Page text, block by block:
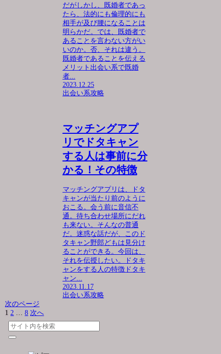
だがしかし、既婚者であっ
たら、法的にも倫理的にも
相手が及び腰になることは
明らかだ。では、既婚者で
あることを言わない方がい
いのか。否、それは違う。
既婚者であることを伝える
メリット出会い系で既婚
者...
2023.12.25
出会い系攻略
マッチングアプ
リでドタキャン
する人は事前に分
かる！その特徴
マッチングアプリは、ドタ
キャンが当たり前のように
おこる。会う前に音信不
通。待ち合わせ場所にだれ
も来ない。そんなの普通
だ。迷惑な話だが、このド
タキャン野郎どもは見分け
ることができる。今回は、
それを伝授したい。ドタキ
ャンをする人の特徴ドタキ
ャン...
2023.11.17
出会い系攻略
次のページ
1 2 … 8 次へ